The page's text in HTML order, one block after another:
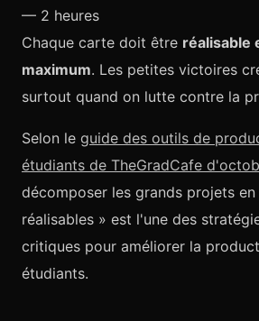
— 2 heures
Chaque carte doit être réalisable
maximum. Les petites victoires
surtout quand on lutte contre la
Selon le guide des outils de
étudiants de TheGradCafe
décomposer les grands projets
réalisables » est l'une des
critiques pour améliorer la
étudiants.